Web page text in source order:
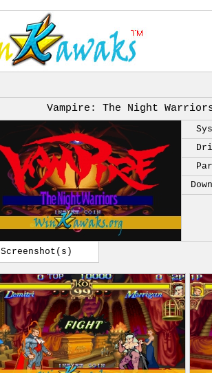
Vampire: The Night
Screenshot(s)